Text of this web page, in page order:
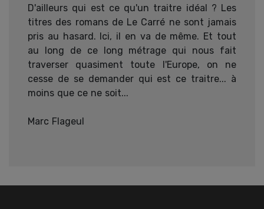
D'ailleurs qui est ce qu'un traitre idéal ? Les
titres des romans de Le Carré ne sont jamais
pris au hasard. Ici, il en va de même. Et tout
au long de ce long métrage qui nous fait
traverser quasiment toute l'Europe, on ne
cesse de se demander qui est ce traitre... à
moins que ce ne soit...
Marc Flageul